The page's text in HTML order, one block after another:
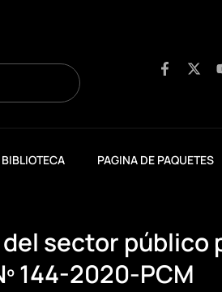
F
a
b
k
X
i
e
BIBLIOTECA PAGINA DE PAQUETES
sector público
144-2020-PCM